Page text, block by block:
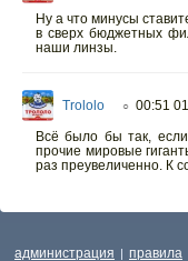
Ну а что минусы
в сверх бюджетных
наши линзы.
Trololo ○ 00:51
Всё было бы так,
прочие мировые
раз преувеличенно. К
администрация | правила